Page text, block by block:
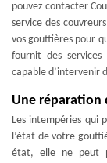
pouvez contacter
service des
vos gouttières pour
fournit des
capable d’intervenir
Une réparation
Les intempéries qui
l’état de votre
état, elle ne peut